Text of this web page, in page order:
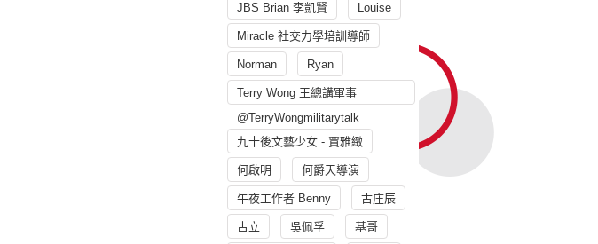
JBS Brian 李凱賢 Louise
Miracle 社交力學培訓導師
Norman Ryan
Terry Wong 王總講軍事
@TerryWongmilitarytalk
九十後文藝少女 - 賈雅緻
何啟明 何爵天導演
午夜工作者 Benny 古庄辰
古立 吳佩孚 基哥